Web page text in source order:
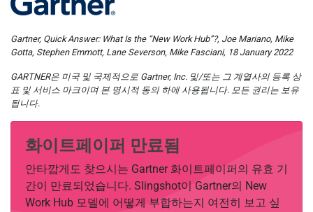
Gartner, Quick Answer: What Is the “New Work Hub”?, Joe Mariano, Mike
Gotta, Stephen Emmott, Lane Severson, Mike Fasciani, 18 January 2022
GARTNER은 미국 및 국제적으로 Gartner, Inc. 및/또는 그 계열사의 등록 상
표 및 서비스 마크이며 본 명시적 동의 하에 사용됩니다. 모든 권리는 보유
됩니다.
화이트페이퍼 만료됨
안타깝게도 찾으시는 Gartner 화이트페이퍼의 유효 기
간이 만료되었습니다. Slingshot이 Gartner의 New
Work Hub 모델에 어떻게 부합하는지 여전히 보고 싶